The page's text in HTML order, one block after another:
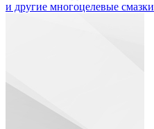
и другие многоцелевые смазки